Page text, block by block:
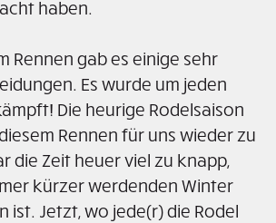
haben.
Rennen gab es einige sehr
Es wurde um jeden
Die heurige Rodelsaison
Rennen für uns wieder zu
die Zeit heuer viel zu knapp,
kürzer werdenden Winter
ist. Jetzt, wo jede(r) die Rodel